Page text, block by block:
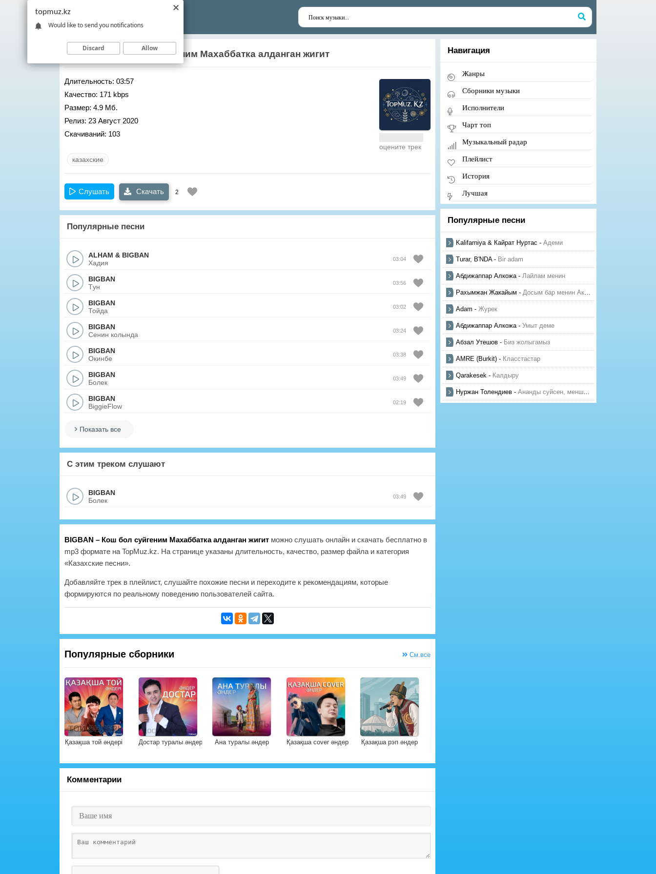
BIGBAN– Кош бол суйгеним Махаббатка алданган жигит
Длительность: 03:57
Качество: 171 kbps
Размер: 4.9 Мб.
Релиз: 23 Август 2020
Скачиваний: 103
оцените трек
казахские
Слушать Скачать 2
Популярные песни
ALHAM & BIGBAN
Хадия
03:04
BIGBAN
Tун
03:56
BIGBAN
Тойда
03:02
BIGBAN
Сенин колында
03:24
BIGBAN
Окинбе
03:38
BIGBAN
Болек
03:49
BIGBAN
BiggieFlow
02:19
Показать все
С этим треком слушают
BIGBAN
Болек
03:49
BIGBAN – Кош бол суйгеним Махаббатка алданган жигит можно слушать онлайн и скачать бесплатно в
mp3 формате на TopMuz.kz. На странице указаны длительность, качество, размер файла и категория
«Казахские песни».
Добавляйте трек в плейлист, слушайте похожие песни и переходите к рекомендациям, которые
формируются по реальному поведению пользователей сайта.
Популярные сборники См.все
Қазақша той әндері Достар туралы әндер Ана туралы әндер Қазақша cover әндер Қазақша рэп әндер
Комментарии
Навигация
Жанры
Сборники музыки
Исполнители
Чарт топ
Музыкальный радар
Плейлист
История
Лучшая
Популярные песни
Kalifarniya & Кайрат Нуртас - Адеми
Turar, B'NDA- Bir adam
Абдижаппар Алкожа- Лайлам менин
Рахымжан Жакайым - Досым бар менин Актауда
Adam - Журек
Абдижаппар Алкожа- Умыт деме
Абзал Утешов - Биз жолыгамыз
AMRE (Burkit) - Класстастар
Qarakesek - Калдыру
Нуржан Толендиев - Ананды суйсен, менше суй
topmuz.kz
Would like to send you notifications
Discard Allow